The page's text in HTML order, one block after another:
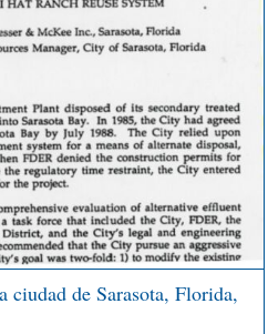
de Sarasota, Florida,